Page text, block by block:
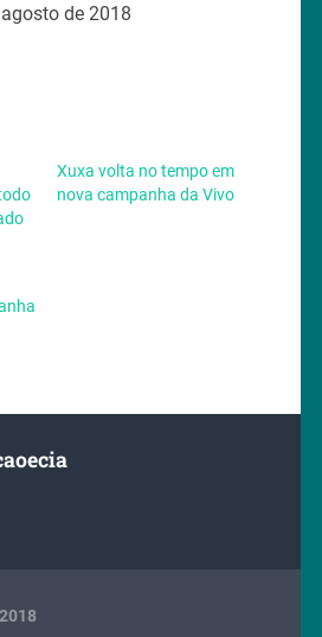
de 2018
Xuxa volta no tempo em
nova campanha da Vivo